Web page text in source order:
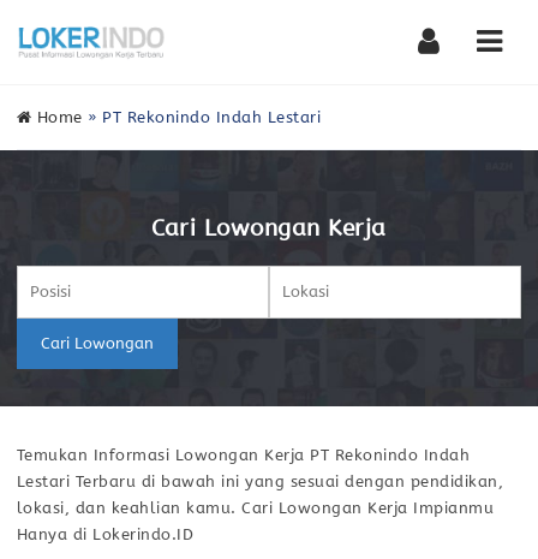
Home » PT Rekonindo Indah Lestari
Cari Lowongan Kerja
Cari Lowongan
Temukan Informasi Lowongan Kerja PT Rekonindo Indah
Lestari Terbaru di bawah ini yang sesuai dengan pendidikan,
lokasi, dan keahlian kamu. Cari Lowongan Kerja Impianmu
Hanya di Lokerindo.ID